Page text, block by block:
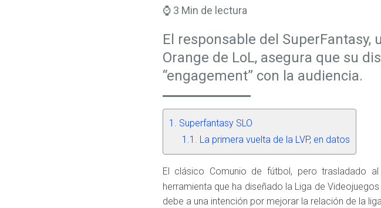
⌚ 3 Min de lectura
El responsable del
Orange de LoL, asegura que su
“engagement” con la audiencia.
Superfantasy SLO
La primera vuelta de la LVP, en datos
El clásico Comunio de fútbol, pero trasladado al
herramienta que ha diseñado la Liga de
debe a una intención por mejorar la relación de la